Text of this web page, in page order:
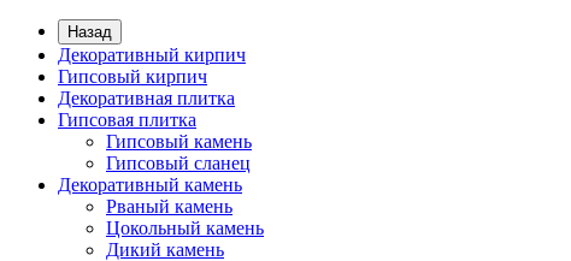
Назад
Декоративный кирпич
Гипсовый кирпич
Декоративная плитка
Гипсовая плитка
Гипсовый камень
Гипсовый сланец
Декоративный камень
Рваный камень
Цокольный камень
Дикий камень